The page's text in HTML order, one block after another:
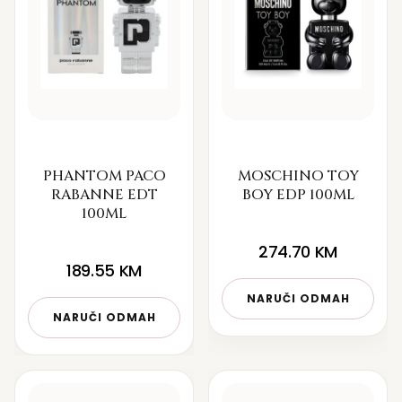
PHANTOM PACO
RABANNE EDT
100ML
189.55 KM
NARUČI ODMAH
MOSCHINO TOY
BOY EDP 100ML
274.70 KM
NARUČI ODMAH